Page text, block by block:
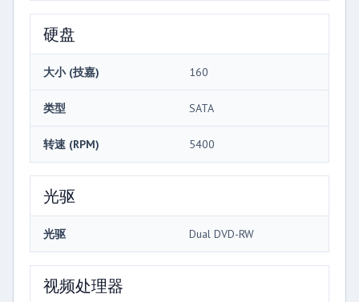
硬盘
大小 (技嘉) 160
类型 SATA
转速 (RPM) 5400
光驱
光驱 Dual DVD-RW
视频处理器